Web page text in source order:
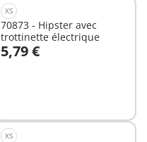
XS
70873 - Hipster avec
trottinette électrique
5,79 €
XS